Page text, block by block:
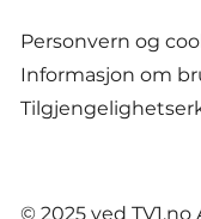
Personvern og
Informasjon om
© 2025 ved TV1.no